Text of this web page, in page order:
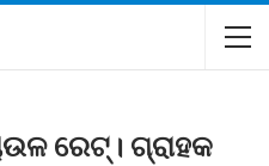
ରେଟ୍‌। ଗ୍ରାହକ